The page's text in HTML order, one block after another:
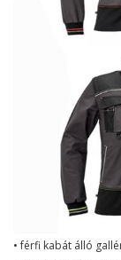
• férfi kabát álló